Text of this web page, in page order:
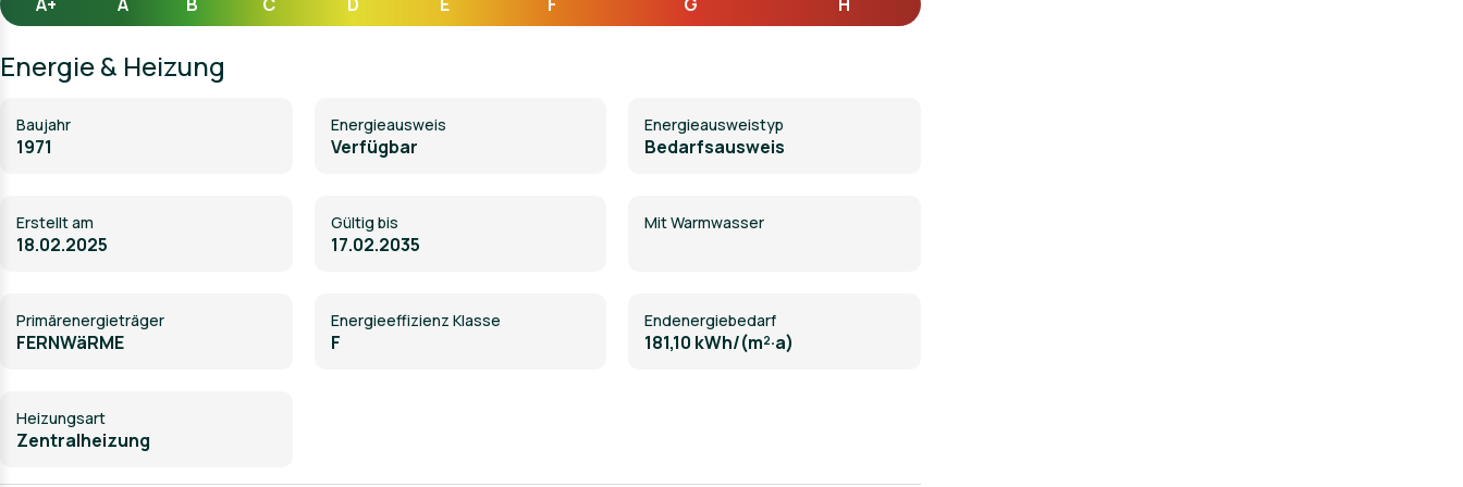
Energie & Heizung
Baujahr
1971
Energieausweis
Verfügbar
Energie­ausweistyp
Bedarfsausweis
Erstellt am
18.02.2025
Gültig bis
17.02.2035
Mit Warmwasser
Primärenergieträger
FERNWäRME
Energieeffizienz Klasse
F
Endenergiebedarf
181,10 kWh/(m²·a)
Heizungsart
Zentralheizung